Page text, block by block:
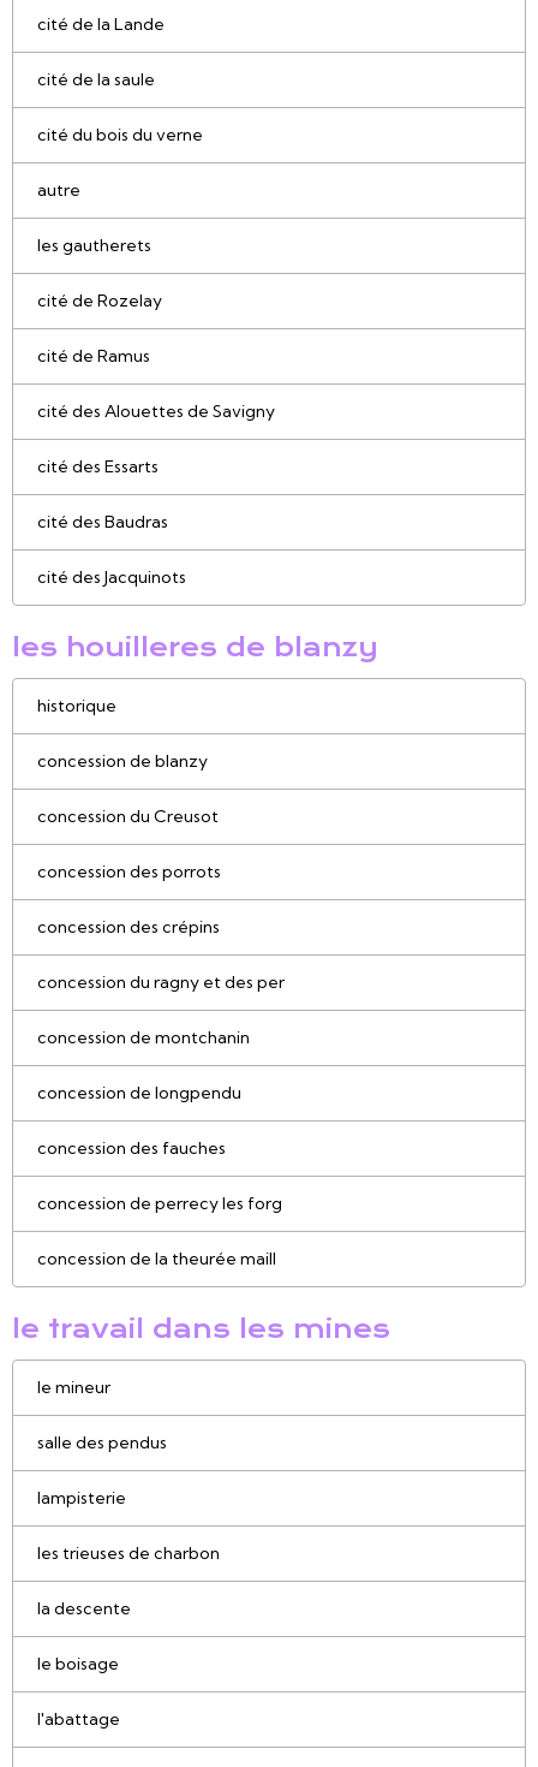
cité de la Lande
cité de la saule
cité du bois du verne
autre
les gautherets
cité de Rozelay
cité de Ramus
cité des Alouettes de Savigny
cité des Essarts
cité des Baudras
cité des Jacquinots
les houilleres de blanzy
historique
concession de blanzy
concession du Creusot
concession des porrots
concession des crépins
concession du ragny et des per
concession de montchanin
concession de longpendu
concession des fauches
concession de perrecy les forg
concession de la theurée maill
le travail dans les mines
le mineur
salle des pendus
lampisterie
les trieuses de charbon
la descente
le boisage
l'abattage